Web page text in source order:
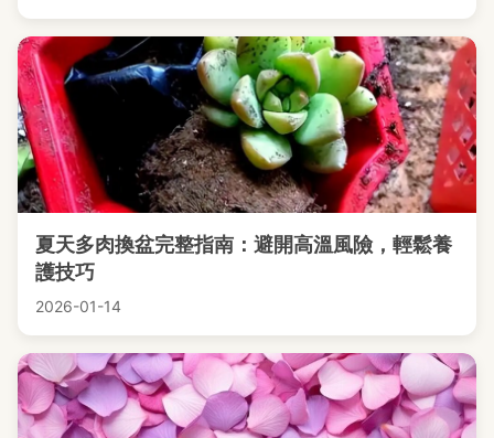
夏天多肉換盆完整指南：避開高溫風險，輕鬆養
護技巧
2026-01-14